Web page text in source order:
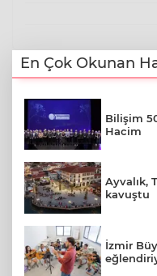
En Çok Okunan
Bilişim
Hacim
Ayvalık,
kavuştu
İzmir